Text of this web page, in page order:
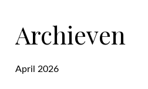
Archieven
April 2026